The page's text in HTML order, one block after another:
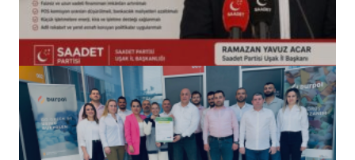
(başlıksız)
Alaattin Karahan tarafından 14/07/2026